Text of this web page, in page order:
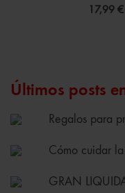
17,99 €
Últimos posts
Regalos para
Cómo cuidar
GRAN